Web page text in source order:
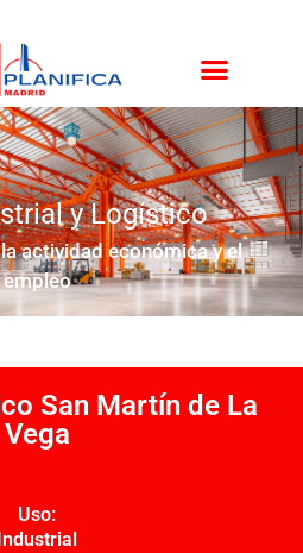
y Logístico
actividad económica y el
empleo
San Martín de La
Vega
Uso:
Industrial